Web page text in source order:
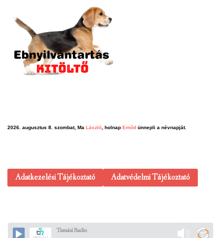
2026. augusztus 8. szombat, Ma László , holnap Emőd ünnepli a névnapját.
Adatkezelési Tájékoztató Adatvédelmi Tájékoztató
Tamási Radio